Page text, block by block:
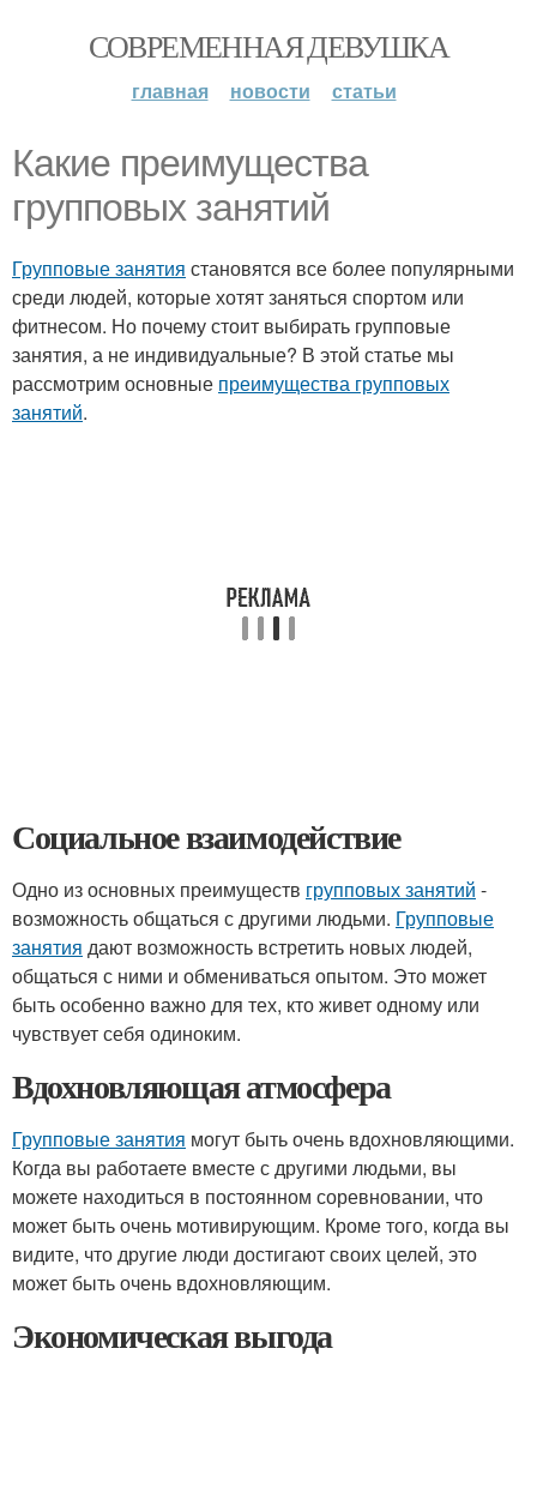
СОВРЕМЕННАЯ ДЕВУШКА
главная новости статьи
Какие преимущества
групповых занятий
Групповые занятия становятся все более популярными
среди людей, которые хотят заняться спортом или
фитнесом. Но почему стоит выбирать групповые
занятия, а не индивидуальные? В этой статье мы
рассмотрим основные преимущества групповых
занятий.
Социальное взаимодействие
Одно из основных преимуществ групповых занятий -
возможность общаться с другими людьми. Групповые
занятия дают возможность встретить новых людей,
общаться с ними и обмениваться опытом. Это может
быть особенно важно для тех, кто живет одному или
чувствует себя одиноким.
Вдохновляющая атмосфера
Групповые занятия могут быть очень вдохновляющими.
Когда вы работаете вместе с другими людьми, вы
можете находиться в постоянном соревновании, что
может быть очень мотивирующим. Кроме того, когда вы
видите, что другие люди достигают своих целей, это
может быть очень вдохновляющим.
Экономическая выгода